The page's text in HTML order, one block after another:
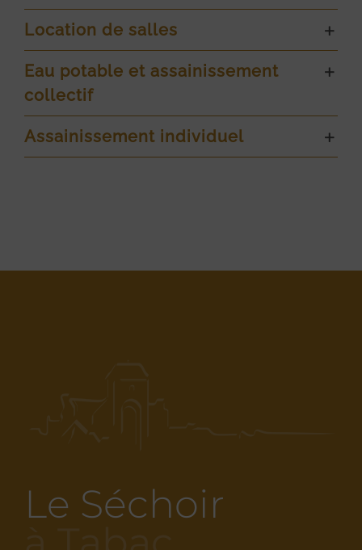
Location de salles
Eau potable et assainissement
collectif
Assainissement individuel
Le Séchoir